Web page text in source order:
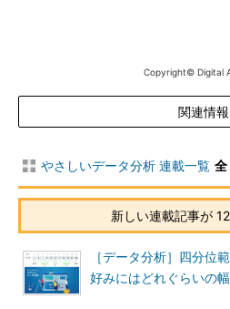
Copyright© Digital
関連情報
やさしいデータ分析 連載一覧 全
新しい連載記事が
［データ分析］四分位
好みにはどれぐらいの